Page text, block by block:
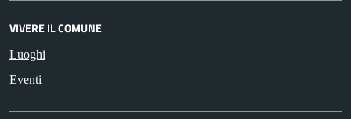
VIVERE IL COMUNE
Luoghi
Eventi